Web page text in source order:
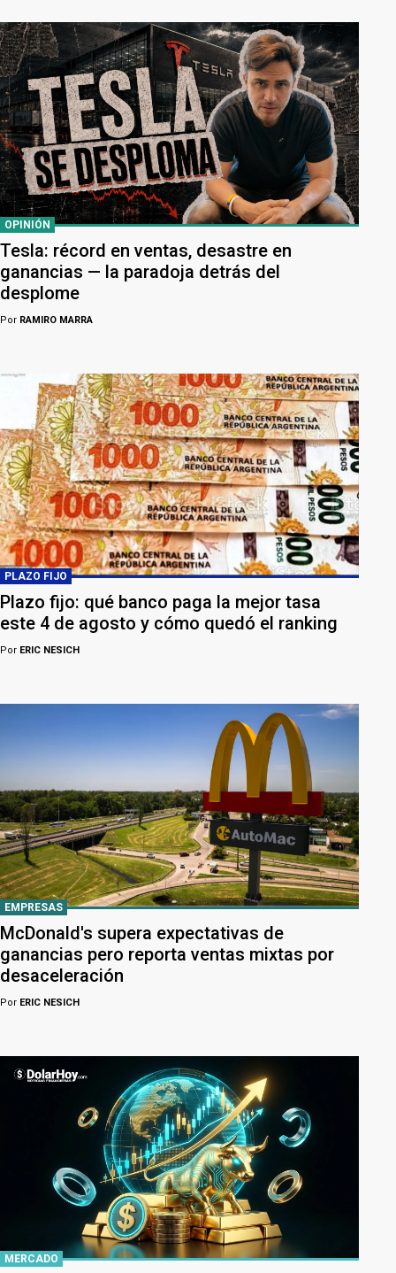
OPINIÓN
Tesla: récord en ventas, desastre en
ganancias — la paradoja detrás del
desplome
Por RAMIRO MARRA
PLAZO FIJO
Plazo fijo: qué banco paga la mejor tasa
este 4 de agosto y cómo quedó el ranking
Por ERIC NESICH
EMPRESAS
McDonald's supera expectativas de
ganancias pero reporta ventas mixtas por
desaceleración
Por ERIC NESICH
MERCADO